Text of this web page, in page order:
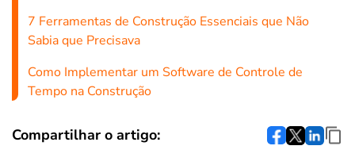
7 Ferramentas de Construção Essenciais que Não
Sabia que Precisava
Como Implementar um Software de Controle de
Tempo na Construção
Compartilhar o artigo: